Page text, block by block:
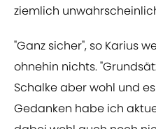
ziemlich
"Ganz sicher", so Karius
ohnehin nichts.
Schalke aber wohl und
Gedanken habe ich